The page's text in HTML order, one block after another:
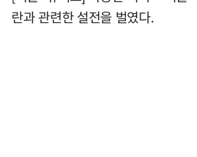
란과 관련한 설전을 벌였다.